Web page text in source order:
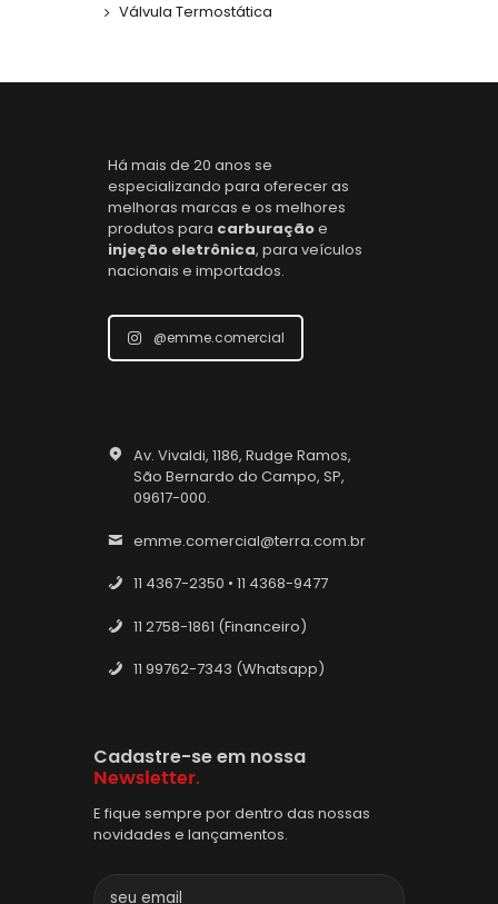
Válvula Termostática
Há mais de 20 anos se
especializando para oferecer as
melhoras marcas e os melhores
produtos para carburaçãoe
injeção eletrônica, para veículos
nacionais e importados.
@emme.comercial
Av. Vivaldi, 1186, Rudge Ramos,
São Bernardo do Campo, SP,
09617-000.
emme.comercial@terra.com.br
11 4367-2350 • 11 4368-9477
11 2758-1861 (Financeiro)
11 99762-7343 (Whatsapp)
Cadastre-se em nossa
Newsletter.
E fique sempre por dentro das nossas
novidades e lançamentos.